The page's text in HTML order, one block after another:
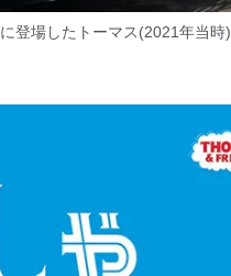
登場したトーマス(2021年当時)